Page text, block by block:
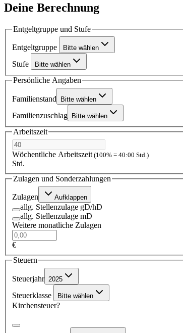
Deine Berechnung
Entgeltgruppe und Stufe
Entgeltgruppe Bitte wählen
Stufe Bitte wählen
Persönliche Angaben
Familienstand Bitte wählen
Familienzuschlag Bitte wählen
Arbeitszeit
Wöchentliche Arbeitszeit (100% = 40:00 Std.)
Std.
Zulagen und Sonderzahlungen
Zulagen Aufklappen
allg. Stellenzulage gD/hD
allg. Stellenzulage mD
Weitere monatliche Zulagen
€
Steuern
Steuerjahr 2025
Steuerklasse Bitte wählen
Kirchensteuer?